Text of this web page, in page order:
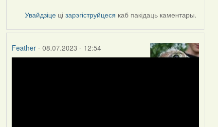
Увайдзіце цізарэгіструйцеся каб пакідаць каментары.
Feather- 08.07.2023 - 12:54